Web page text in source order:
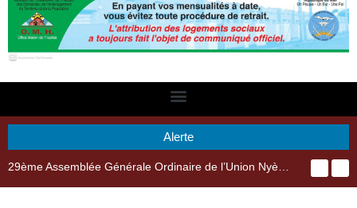
Alerte
29ème Assemblée Générale Ordinaire de l’Union Nyèsigiso : L’encours total des dépôts des membres passé de 18 milliards en 2024 à 21 milliards en 2025